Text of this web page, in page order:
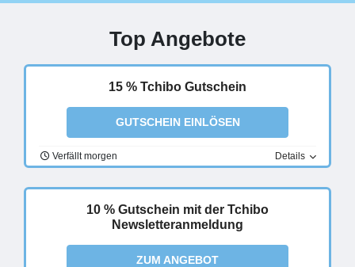
Top Angebote
15 % Tchibo Gutschein
GUTSCHEIN EINLÖSEN
Verfällt morgen Details
10 % Gutschein mit der Tchibo
Newsletteranmeldung
ZUM ANGEBOT